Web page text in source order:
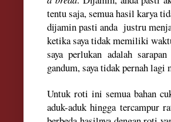
tentu saja, semua hasil karya
dijamin pasti anda justru
ketika saya tidak memiliki
saya perlukan adalah
gandum, saya tidak pernah
Untuk roti ini semua bahan
aduk-aduk hingga tercampur